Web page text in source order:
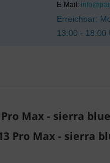
E-Mail:
Erreichbar:
13:00 - 18:00
Max - sierra
Pro Max - sierra